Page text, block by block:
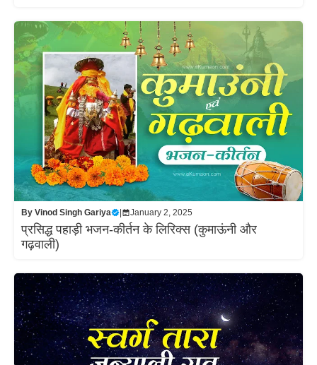
By Vinod Singh Gariya | January 2, 2025
प्रसिद्ध पहाड़ी भजन-कीर्तन के लिरिक्स (कुमाऊंनी और
गढ़वाली)